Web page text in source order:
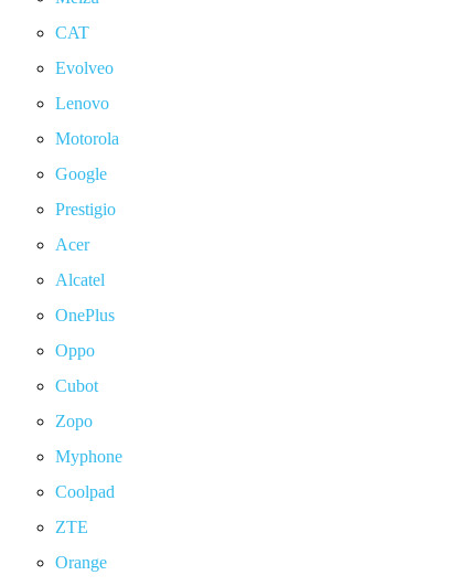
CAT
Evolveo
Lenovo
Motorola
Google
Prestigio
Acer
Alcatel
OnePlus
Oppo
Cubot
Zopo
Myphone
Coolpad
ZTE
Orange